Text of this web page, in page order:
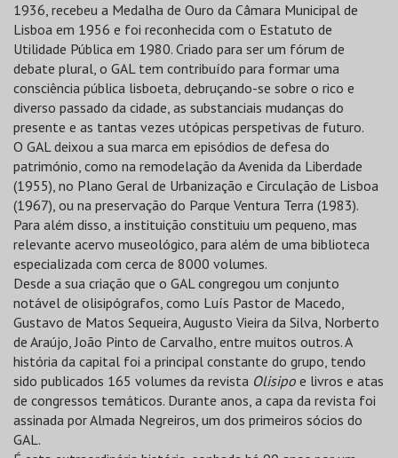
1936, recebeu a Medalha de Ouro da Câmara Municipal de
Lisboa em 1956 e foi reconhecida com o Estatuto de
Utilidade Pública em 1980. Criado para ser um fórum de
debate plural, o GAL tem contribuído para formar uma
consciência pública lisboeta, debruçando-se sobre o rico e
diverso passado da cidade, as substanciais mudanças do
presente e as tantas vezes utópicas perspetivas de futuro.
O GAL deixou a sua marca em episódios de defesa do
património, como na remodelação da Avenida da Liberdade
(1955), no Plano Geral de Urbanização e Circulação de Lisboa
(1967), ou na preservação do Parque Ventura Terra (1983).
Para além disso, a instituição constituiu um pequeno, mas
relevante acervo museológico, para além de uma biblioteca
especializada com cerca de 8000 volumes.
Desde a sua criação que o GAL congregou um conjunto
notável de olisipógrafos, como Luís Pastor de Macedo,
Gustavo de Matos Sequeira, Augusto Vieira da Silva, Norberto
de Araújo, João Pinto de Carvalho, entre muitos outros. A
história da capital foi a principal constante do grupo, tendo
sido publicados 165 volumes da revista Olisipo e livros e atas
de congressos temáticos. Durante anos, a capa da revista foi
assinada por Almada Negreiros, um dos primeiros sócios do
GAL.